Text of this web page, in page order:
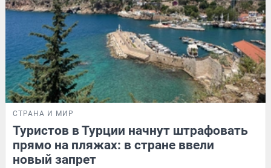
СТРАНА И МИР
Туристов в Турции начнут штрафовать
прямо на пляжах: в стране ввели
новый запрет